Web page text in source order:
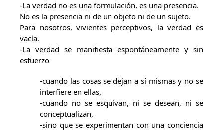
-La verdad no es una formulación, es una presencia.
No es la presencia ni de un objeto ni de un sujeto.
Para nosotros, vivientes perceptivos, la verdad es
vacía.
-La verdad se manifiesta espontáneamente y sin
esfuerzo
-cuando las cosas se dejan a sí mismas y no se
interfiere en ellas,
-cuando no se esquivan, ni se desean, ni se
conceptualizan,
-sino que se experimentan con una conciencia